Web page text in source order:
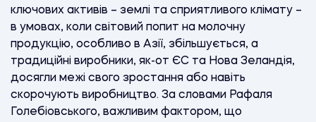
ключових активів – землі та сприятливого клімату –
в умовах, коли світовий попит на молочну
продукцію, особливо в Азії, збільшується, а
традиційні виробники, як-от ЄС та Нова Зеландія,
досягли межі свого зростання або навіть
скорочують виробництво. За словами Рафаля
Голебіовського, важливим фактором, що